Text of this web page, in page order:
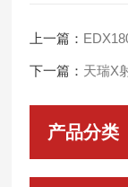
上一篇：
下一篇： 天瑞X
产品分类